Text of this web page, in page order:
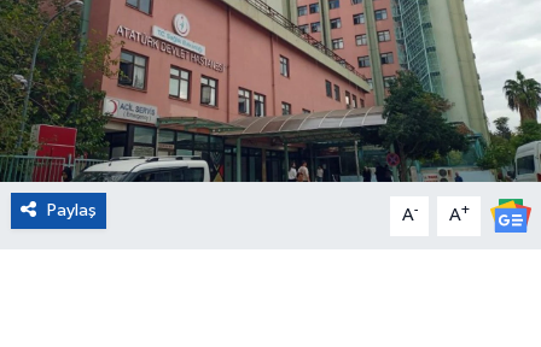
Paylaş A- A+
Turizm
Çevre
Kültür ve Sanat
Sivil Toplum